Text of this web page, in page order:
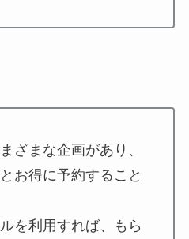
ざまな企画があり、
お得に予約すること
を利用すれば、もら